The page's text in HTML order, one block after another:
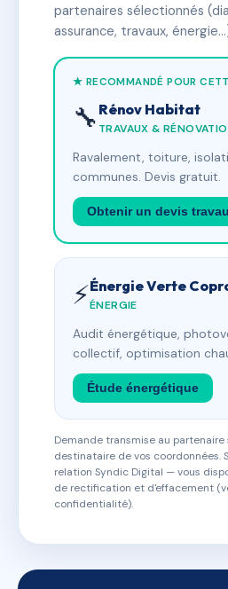
partenaires sélectionnés
assurance, travaux,
★ RECOMMANDÉ POUR
🔧 Rénov Habitat
TRAVAUX &
Ravalement, toiture,
communes. Devis gratuit.
Obtenir un devis
⚡Énergie Verte
ÉNERGIE
Audit énergétique,
collectif, optimisation
Étude énergétique
Demande transmise au partenaire
destinataire de vos coordonnées.
relation Syndic Digital — vous
de rectification et d'effacement
confidentialité).